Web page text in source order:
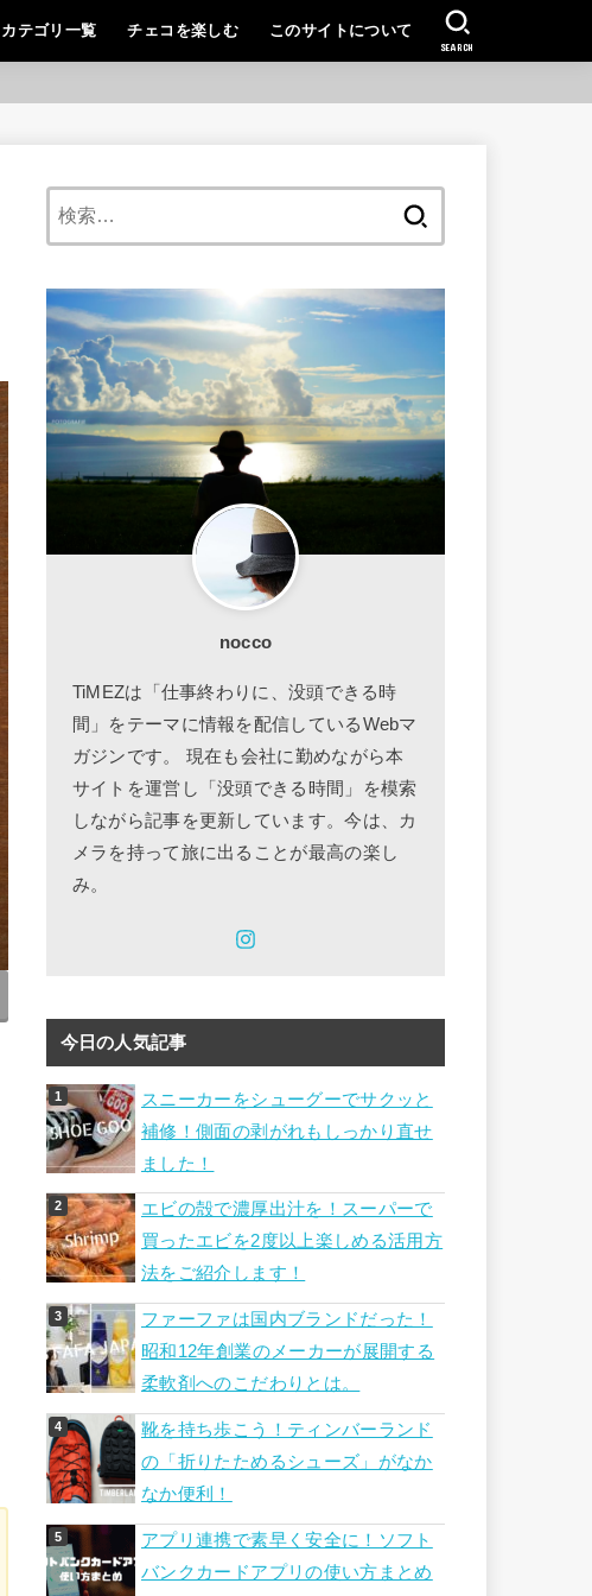
カテゴリ一覧 チェコを楽しむ このサイトについて
SEARCH
nocco
TiMEZは「仕事終わりに、没頭できる時
間」をテーマに情報を配信しているWebマ
ガジンです。 現在も会社に勤めながら本
サイトを運営し「没頭できる時間」を模索
しながら記事を更新しています。今は、カ
メラを持って旅に出ることが最高の楽し
み。
今日の人気記事
スニーカーをシューグーでサクッと
補修！側面の剥がれもしっかり直せ
ました！
エビの殻で濃厚出汁を！スーパーで
買ったエビを2度以上楽しめる活用方
法をご紹介します！
ファーファは国内ブランドだった！
昭和12年創業のメーカーが展開する
柔軟剤へのこだわりとは。
靴を持ち歩こう！ティンバーランド
の「折りたためるシューズ」がなか
なか便利！
アプリ連携で素早く安全に！ソフト
バンクカードアプリの使い方まとめ